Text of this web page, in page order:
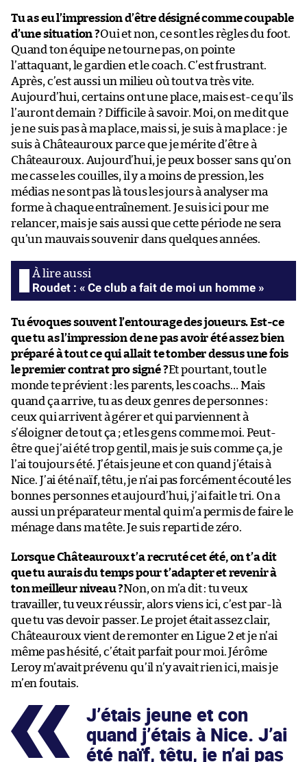
Tu as eu l’impression d’être désigné comme coupable
d’une situation ?Oui et non, ce sont les règles du foot.
Quand ton équipe ne tourne pas, on pointe
l’attaquant, le gardien et le coach. C’est frustrant.
Après, c’est aussi un milieu où tout va très vite.
Aujourd’hui, certains ont une place, mais est-ce qu’ils
l’auront demain ? Difficile à savoir. Moi, on me dit que
je ne suis pas à ma place, mais si, je suis à ma place : je
suis à Châteauroux parce que je mérite d’être à
Châteauroux. Aujourd’hui, je peux bosser sans qu’on
me casse les couilles, il y a moins de pression, les
médias ne sont pas là tous les jours à analyser ma
forme à chaque entraînement. Je suis ici pour me
relancer, mais je sais aussi que cette période ne sera
qu’un mauvais souvenir dans quelques années.
Roudet : « Ce club a fait de moi un homme »
Tu évoques souvent l’entourage des joueurs. Est-ce
que tu as l’impression de ne pas avoir été assez bien
préparé à tout ce qui allait te tomber dessus une fois
le premier contrat pro signé ?Et pourtant, tout le
monde te prévient : les parents, les coachs… Mais
quand ça arrive, tu as deux genres de personnes :
ceux qui arrivent à gérer et qui parviennent à
s’éloigner de tout ça ; et les gens comme moi. Peut-
être que j’ai été trop gentil, mais je suis comme ça, je
l’ai toujours été. J’étais jeune et con quand j’étais à
Nice. J’ai été naïf, têtu, je n’ai pas forcément écouté les
bonnes personnes et aujourd’hui, j’ai fait le tri. On a
aussi un préparateur mental qui m’a permis de faire le
ménage dans ma tête. Je suis reparti de zéro.
Lorsque Châteauroux t’a recruté cet été, on t’a dit
que tu aurais du temps pour t’adapter et revenir à
ton meilleur niveau ?Non, on m’a dit : tu veux
travailler, tu veux réussir, alors viens ici, c’est par-là
que tu vas devoir passer. Le projet était assez clair,
Châteauroux vient de remonter en Ligue 2 et je n’ai
même pas hésité, c’était parfait pour moi. Jérôme
Leroy m’avait prévenu qu’il n’y avait rien ici, mais je
m’en foutais.
J’étais jeune et con
quand j’étais à Nice. J’ai
été naïf, têtu, je n’ai pas